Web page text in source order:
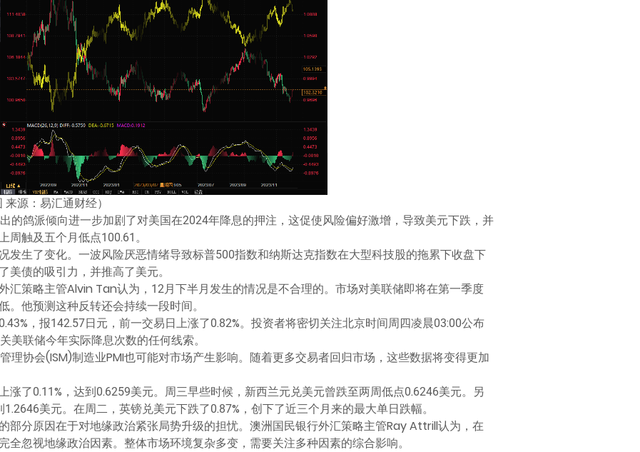
源：易汇通财经）
的鸽派倾向进一步加剧了对美国在2024年降息的押注，这促使风险偏好激增，导致美元下跌，并
触及五个月低点100.61。
发生了变化。一波风险厌恶情绪导致标普500指数和纳斯达克指数在大型科技股的拖累下收盘下
债的吸引力，并推高了美元。
汇策略主管Alvin Tan认为，12月下半月发生的情况是不合理的。市场对美联储即将在第一季度
他预测这种反转还会持续一段时间。
，报142.57日元，前一交易日上涨了0.82%。投资者将密切关注北京时间周四凌晨03:00公布
美联储今年实际降息次数的任何线索。
理协会(ISM)制造业PMI也可能对市场产生影响。随着更多交易者回归市场，这些数据将变得更加
涨了0.11%，达到0.6259美元。周三早些时候，新西兰元兑美元曾跌至两周低点0.6246美元。另
美元。在周二，英镑兑美元下跌了0.87%，创下了近三个月来的最大单日跌幅。
部分原因在于对地缘政治紧张局势升级的担忧。澳洲国民银行外汇策略主管Ray Attrill认为，在
全忽视地缘政治因素。整体市场环境复杂多变，需要关注多种因素的综合影响。